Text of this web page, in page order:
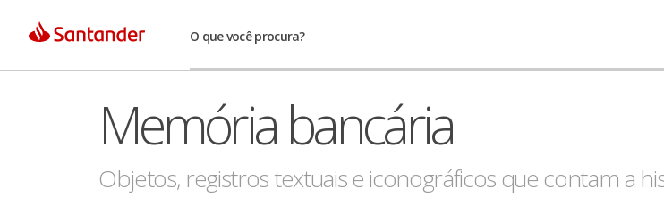
O que você procura?
Memória bancária
Objetos, registros textuais e iconográficos que contam a